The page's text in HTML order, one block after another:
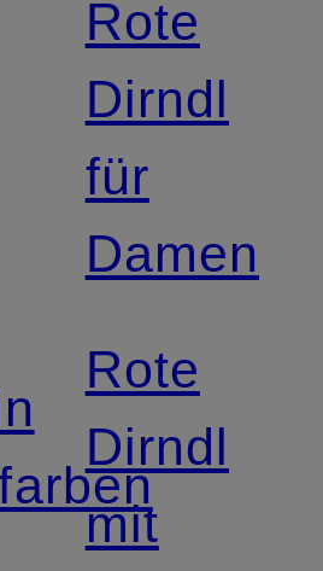
Rote
Dirndl
für
Damen
Rote
Dirndl
mit